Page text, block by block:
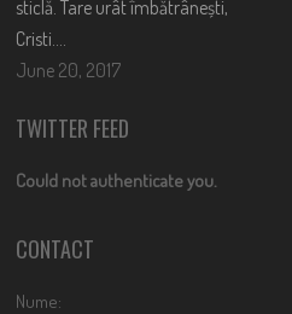
sticlă. Tare urât îmbătrânești,
Cristi….
June 20, 2017
TWITTER FEED
Could not authenticate you.
CONTACT
Nume: